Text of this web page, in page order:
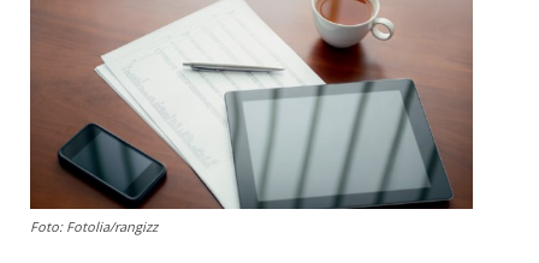
Foto: Fotolia/rangizz